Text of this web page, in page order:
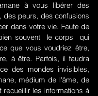
à vous libérer des
des peurs, des confusions
dans votre vie. Faute de
souvent le corps qui
que vous voudriez être,
à être. Parfois, il faudra
des mondes invisibles,
médium de l'âme, de
les informations à